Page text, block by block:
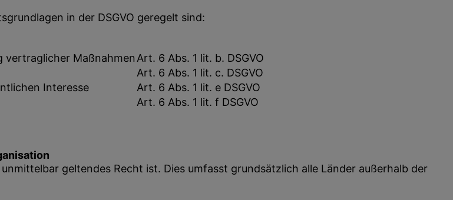
in der DSGVO geregelt sind:
vertraglicher Maßnahmen Art. 6 Abs. 1 lit. b. DSGVO
Art. 6 Abs. 1 lit. c. DSGVO
Interesse
Art. 6 Abs. 1 lit. e DSGVO
Art. 6 Abs. 1 lit. f DSGVO
geltendes Recht ist. Dies umfasst grundsätzlich alle Länder außerhalb der